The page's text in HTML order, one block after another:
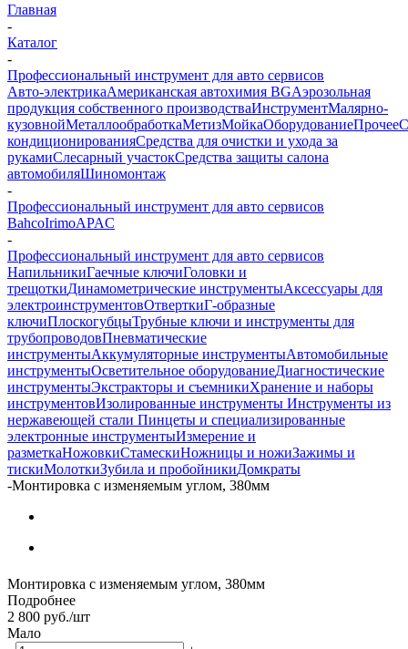
Главная
-
Каталог
-
Профессиональный инструмент для авто сервисов
Авто-электрикаАмериканская автохимия BGАэрозольная
продукция собственного производстваИнструментМалярно-
кузовнойМеталлообработкаМетизМойкаОборудованиеПрочее
кондиционированияСредства для очистки и ухода за
рукамиСлесарный участокСредства защиты салона
автомобиляШиномонтаж
-
Профессиональный инструмент для авто сервисов
BahcoIrimoAPAC
-
Профессиональный инструмент для авто сервисов
НапильникиГаечные ключиГоловки и
трещоткиДинамометрические инструментыАксессуары для
электроинструментовОтверткиГ-образные
ключиПлоскогубцыТрубные ключи и инструменты для
трубопроводовПневматические
инструментыАккумуляторные инструментыАвтомобильные
инструментыОсветительное оборудованиеДиагностические
инструментыЭкстракторы и съемникиХранение и наборы
инструментовИзолированные инструменты Инструменты из
нержавеющей стали Пинцеты и специализированные
электронные инструментыИзмерение и
разметкаНожовкиСтамескиНожницы и ножиЗажимы и
тискиМолоткиЗубила и пробойникиДомкраты
-Монтировка с изменяемым углом, 380мм
Монтировка с изменяемым углом, 380мм
Подробнее
2 800 руб./шт
Мало